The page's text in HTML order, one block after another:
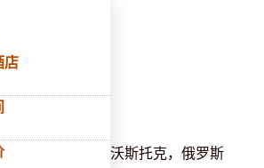
店
方式
人
边疆区，符拉迪沃斯托克，俄罗斯